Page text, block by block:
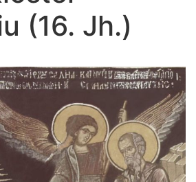
(16. Jh.)